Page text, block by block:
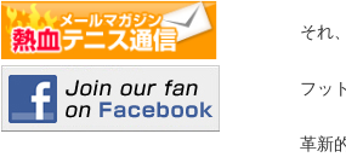
それ
フッ
革新